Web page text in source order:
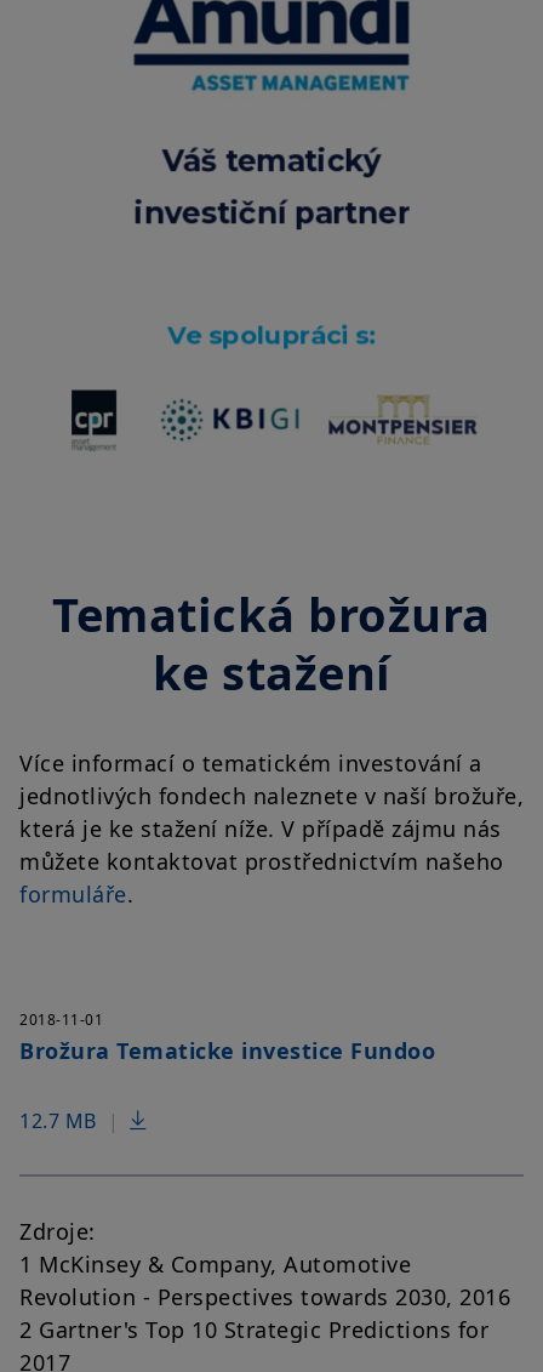
Tematická brožura
ke stažení
Více informací o tematickém investování a
jednotlivých fondech naleznete v naší brožuře,
která je ke stažení níže. V případě zájmu nás
můžete kontaktovat prostřednictvím našeho
formuláře.
2018-11-01
Brožura Tematicke investice Fundoo
12.7 MB |
Zdroje:
1 McKinsey & Company, Automotive
Revolution - Perspectives towards 2030, 2016
2 Gartner's Top 10 Strategic Predictions for
2017